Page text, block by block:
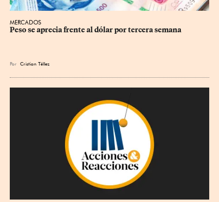
MERCADOS
Peso se aprecia frente al dólar por tercera semana
Por Cristian Téllez